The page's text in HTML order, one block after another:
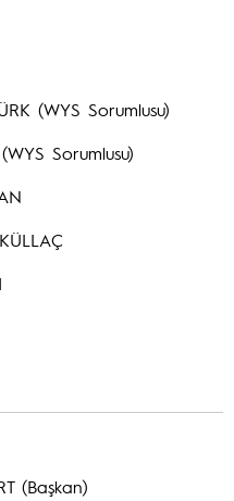
(WYS Sorumlusu)
Sorumlusu)
(Başkan)